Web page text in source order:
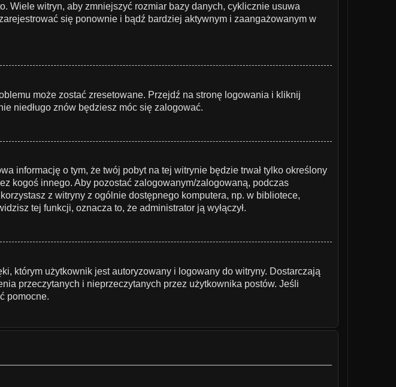
Wiele witryn, aby zmniejszyć rozmiar bazy danych, cyklicznie usuwa
się ponownie i bądź bardziej aktywnym i zaangażowanym w
może zostać zresetowane. Przejdź na stronę logowania i kliknij
niedługo znów będziesz móc się zalogować.
informację o tym, że twój pobyt na tej witrynie będzie trwał tylko określony
kogoś innego. Aby pozostać zalogowanym/zalogowaną, podczas
z witryny z ogólnie dostępnego komputera, np. w bibliotece,
tej funkcji, oznacza to, że administrator ją wyłączył.
którym użytkownik jest autoryzowany i logowany do witryny. Dostarczają
przeczytanych i nieprzeczytanych przez użytkownika postów. Jeśli
pomocne.